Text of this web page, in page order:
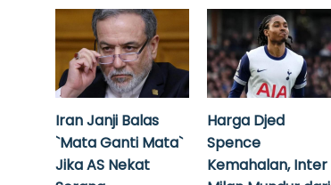
Iran Janji Balas
`Mata Ganti Mata`
Jika AS Nekat
Harga Djed
Spence
Kemahalan, Inter